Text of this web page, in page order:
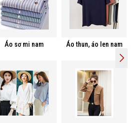
Áo sơ mi nam Áo thun, áo len nam